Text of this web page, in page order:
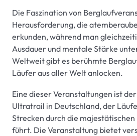
Die Faszination von
Herausforderung, die
erkunden, während man
Ausdauer und mentale Stärke
Weltweit gibt es berühmte
Läufer aus aller Welt anlocken.
Eine dieser Veranstaltungen ist
Ultratrail in Deutschland, der
Strecken durch die
führt. Die Veranstaltung bietet